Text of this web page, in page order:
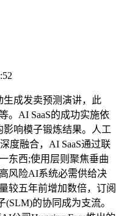
成发卖预测演讲，此
。AI SaaS的成功实施依
影响模子锻炼结果。人工
深度融合，AI SaaS通过联
东西;使用层则聚焦垂曲
风险AI系统必需供给决
较五年前增加数倍，订阅
的协同成为支流。